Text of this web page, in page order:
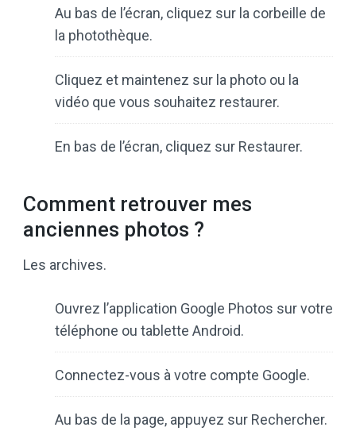
Au bas de l’écran, cliquez sur la corbeille de
la photothèque.
Cliquez et maintenez sur la photo ou la
vidéo que vous souhaitez restaurer.
En bas de l’écran, cliquez sur Restaurer.
Comment retrouver mes
anciennes photos ?
Les archives.
Ouvrez l’application Google Photos sur votre
téléphone ou tablette Android.
Connectez-vous à votre compte Google.
Au bas de la page, appuyez sur Rechercher.